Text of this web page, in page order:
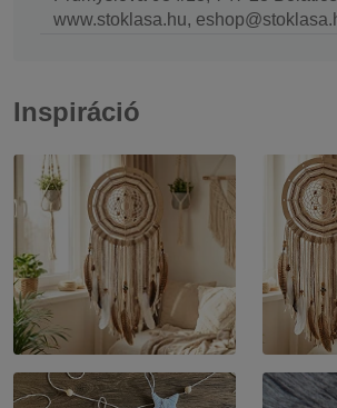
www.stoklasa.hu,
Inspiráció